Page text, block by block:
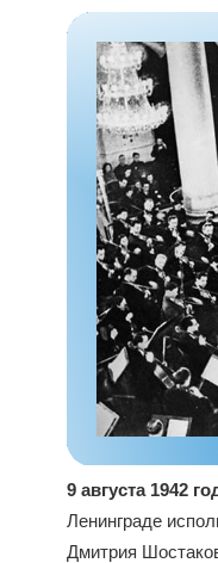
9 августа 1942
Ленинграде
Дмитрия